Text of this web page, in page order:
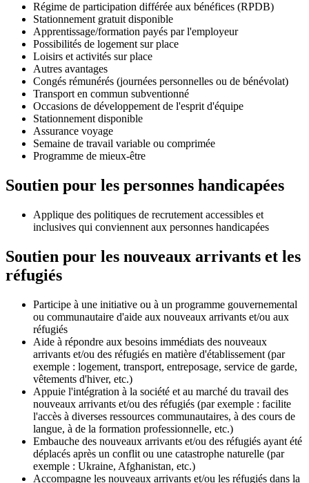
Régime de participation différée aux bénéfices (RPDB)
Stationnement gratuit disponible
Apprentissage/formation payés par l'employeur
Possibilités de logement sur place
Loisirs et activités sur place
Autres avantages
Congés rémunérés (journées personnelles ou de bénévolat)
Transport en commun subventionné
Occasions de développement de l'esprit d'équipe
Stationnement disponible
Assurance voyage
Semaine de travail variable ou comprimée
Programme de mieux-être
Soutien pour les personnes handicapées
Applique des politiques de recrutement accessibles et
inclusives qui conviennent aux personnes handicapées
Soutien pour les nouveaux arrivants et les
réfugiés
Participe à une initiative ou à un programme gouvernemental
ou communautaire d'aide aux nouveaux arrivants et/ou aux
réfugiés
Aide à répondre aux besoins immédiats des nouveaux
arrivants et/ou des réfugiés en matière d'établissement (par
exemple : logement, transport, entreposage, service de garde,
vêtements d'hiver, etc.)
Appuie l'intégration à la société et au marché du travail des
nouveaux arrivants et/ou des réfugiés (par exemple : facilite
l'accès à diverses ressources communautaires, à des cours de
langue, à de la formation professionnelle, etc.)
Embauche des nouveaux arrivants et/ou des réfugiés ayant été
déplacés après un conflit ou une catastrophe naturelle (par
exemple : Ukraine, Afghanistan, etc.)
Accompagne les nouveaux arrivants et/ou les réfugiés dans la